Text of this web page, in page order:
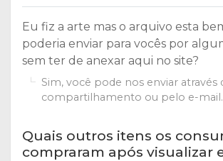
Eu fiz a arte mas o arquivo esta
poderia enviar para vocês por
sem ter de anexar aqui no site?
Sim, você pode nos enviar através
compartilhamento ou pelo e-mail.
Quais outros itens os
compraram após visualizar